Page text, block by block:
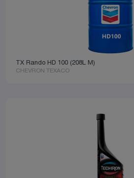
TX Rando HD 100 (208L M)
CHEVRON TEXACO